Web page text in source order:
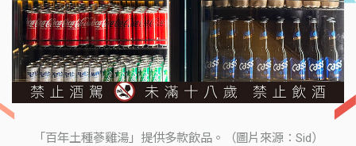
「百年土種蔘雞湯」提供多款飲品。（圖片來源：Sid）